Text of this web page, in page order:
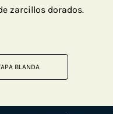
zarcillos dorados.
BLANDA